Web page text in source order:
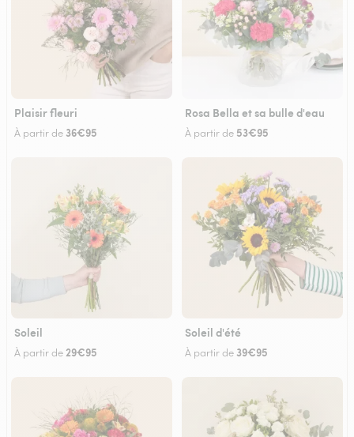
Plaisir fleuri
À partir de 36€95
Rosa Bella et sa bulle d'eau
À partir de 53€95
Soleil
À partir de29€95
Soleil d'été
À partir de 39€95